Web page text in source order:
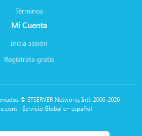
Términos
Mi Cuenta
Inicia sesión
Regístrate gratis
© STSERVER Networks Intl. 2006-2026
- Servicio Global en español